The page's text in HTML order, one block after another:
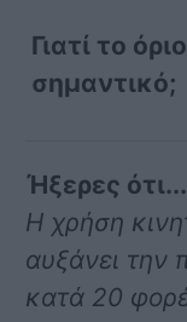
Γιατί το
σημαντικό;
Ήξερες ότι...
Η χρήση
αυξάνει την
κατά 20